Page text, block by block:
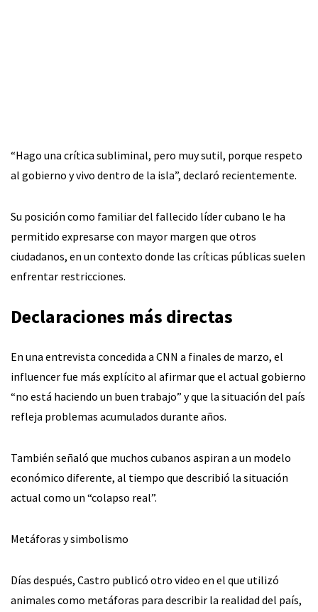
“Hago una crítica subliminal, pero muy sutil, porque respeto
al gobierno y vivo dentro de la isla”, declaró recientemente.
Su posición como familiar del fallecido líder cubano le ha
permitido expresarse con mayor margen que otros
ciudadanos, en un contexto donde las críticas públicas suelen
enfrentar restricciones.
Declaraciones más directas
En una entrevista concedida a CNN a finales de marzo, el
influencer fue más explícito al afirmar que el actual gobierno
“no está haciendo un buen trabajo” y que la situación del país
refleja problemas acumulados durante años.
También señaló que muchos cubanos aspiran a un modelo
económico diferente, al tiempo que describió la situación
actual como un “colapso real”.
Metáforas y simbolismo
Días después, Castro publicó otro video en el que utilizó
animales como metáforas para describir la realidad del país,